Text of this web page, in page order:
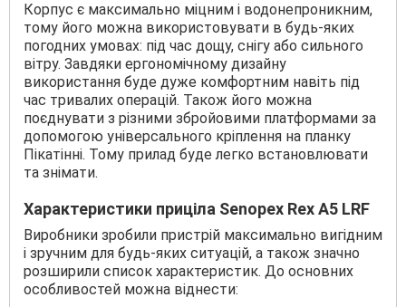
Корпус є максимально міцним і водонепроникним,
тому його можна використовувати в будь-яких
погодних умовах: під час дощу, снігу або сильного
вітру. Завдяки ергономічному дизайну
використання буде дуже комфортним навіть під
час тривалих операцій. Також його можна
поєднувати з різними збройовими платформами за
допомогою універсального кріплення на планку
Пікатінні. Тому прилад буде легко встановлювати
та знімати.
Характеристики приціла Senopex Rex A5 LRF
Виробники зробили пристрій максимально вигідним
і зручним для будь-яких ситуацій, а також значно
розширили список характеристик. До основних
особливостей можна віднести: